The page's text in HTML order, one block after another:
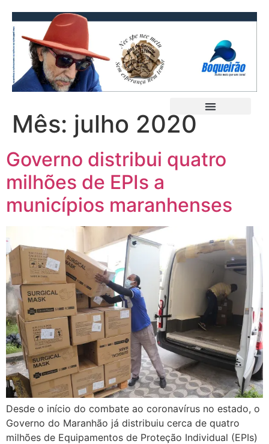
Mês: julho 2020
Governo distribui quatro
milhões de EPIs a
municípios maranhenses
Desde o início do combate ao coronavírus no estado, o
Governo do Maranhão já distribuiu cerca de quatro
milhões de Equipamentos de Proteção Individual (EPIs)